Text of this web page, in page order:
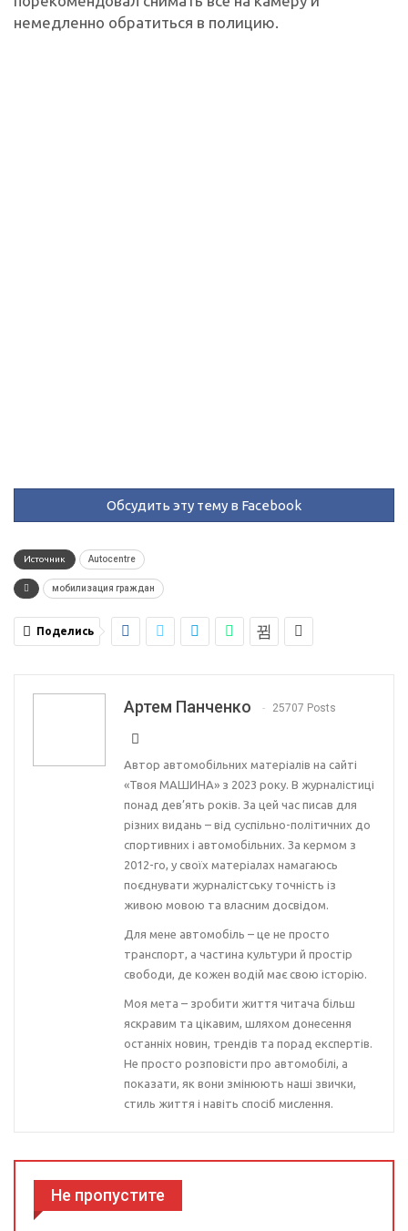
немедленно обратиться в полицию.
Обсудить эту тему в Facebook
Источник Autocentre
мобилизация граждан
Поделись
Артем Панченко 25707 Posts
Автор автомобільних матеріалів на сайті
«Твоя МАШИНА» з 2023 року. В журналістиці
понад дев’ять років. За цей час писав для
різних видань – від суспільно-політичних до
спортивних і автомобільних. За кермом з
2012-го, у своїх матеріалах намагаюсь
поєднувати журналістську точність із
живою мовою та власним досвідом.
Для мене автомобіль – це не просто
транспорт, а частина культури й простір
свободи, де кожен водій має свою історію.
Моя мета – зробити життя читача більш
яскравим та цікавим, шляхом донесення
останніх новин, трендів та порад експертів.
Не просто розповісти про автомобілі, а
показати, як вони змінюють наші звички,
стиль життя і навіть спосіб мислення.
Не пропустите